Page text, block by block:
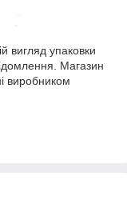
вигляд упаковки
Магазин
виробником